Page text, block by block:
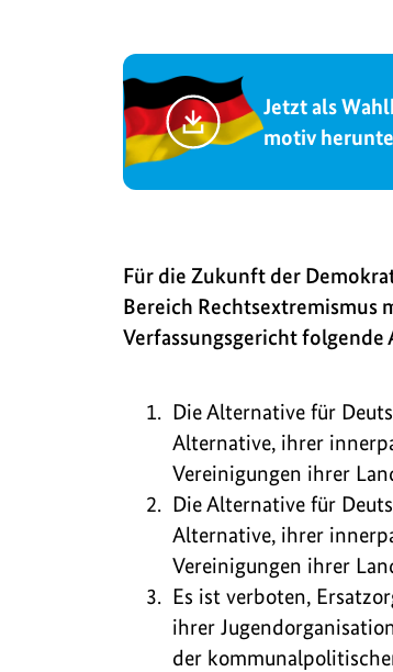
Jetzt als
motiv
Für die Zukunft der
Bereich Rechtsextremismus
Verfassungsgericht folgende
Die Alternative für
Alternative, ihrer
Vereinigungen ihrer
Die Alternative für
Alternative, ihrer
Vereinigungen ihrer
Es ist verboten,
ihrer
der